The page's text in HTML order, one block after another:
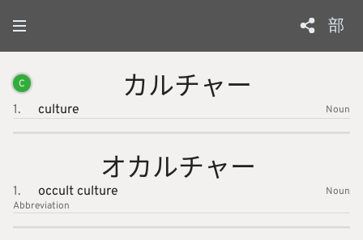
部
C カルチャー
1. culture Noun
オカルチャー
1. occult culture
Noun
Abbreviation